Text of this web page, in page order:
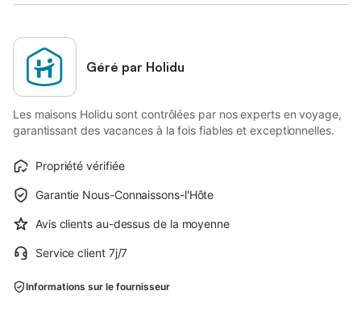
Géré par Holidu
Les maisons Holidu sont contrôlées par nos experts en voyage,
garantissant des vacances à la fois fiables et exceptionnelles.
Propriété vérifiée
Garantie Nous-Connaissons-l'Hôte
Avis clients au-dessus de la moyenne
Service client 7j/7
Informations sur le fournisseur